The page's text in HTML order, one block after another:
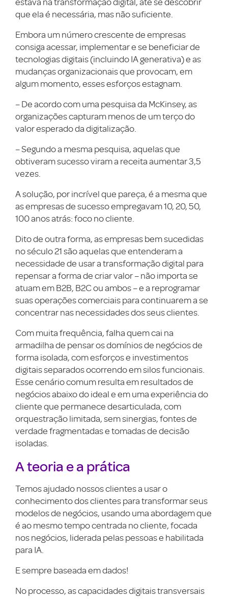
estava na transformação digital, até se descobrir
que ela é necessária, mas não suficiente.
Embora um número crescente de empresas
consiga acessar, implementar e se beneficiar de
tecnologias digitais (incluindo IA generativa) e as
mudanças organizacionais que provocam, em
algum momento, esses esforços estagnam.
– De acordo com uma pesquisa da McKinsey, as
organizações capturam menos de um terço do
valor esperado da digitalização.
– Segundo a mesma pesquisa, aquelas que
obtiveram sucesso viram a receita aumentar 3,5
vezes.
A solução, por incrível que pareça, é a mesma que
as empresas de sucesso empregavam 10, 20, 50,
100 anos atrás: foco no cliente.
Dito de outra forma, as empresas bem sucedidas
no século 21 são aquelas que entenderam a
necessidade de usar a transformação digital para
repensar a forma de criar valor – não importa se
atuam em B2B, B2C ou ambos – e a reprogramar
suas operações comerciais para continuarem a se
concentrar nas necessidades dos seus clientes.
Com muita frequência, falha quem cai na
armadilha de pensar os domínios de negócios de
forma isolada, com esforços e investimentos
digitais separados ocorrendo em silos funcionais.
Esse cenário comum resulta em resultados de
negócios abaixo do ideal e em uma experiência do
cliente que permanece desarticulada, com
orquestração limitada, sem sinergias, fontes de
verdade fragmentadas e tomadas de decisão
isoladas.
A teoria e a prática
Temos ajudado nossos clientes a usar o
conhecimento dos clientes para transformar seus
modelos de negócios, usando uma abordagem que
é ao mesmo tempo centrada no cliente, focada
nos negócios, liderada pelas pessoas e habilitada
para IA.
E sempre baseada em dados!
No processo, as capacidades digitais transversais